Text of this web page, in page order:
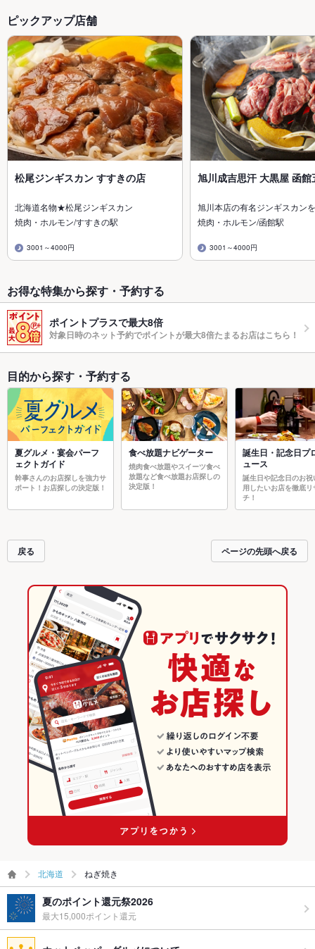
ピックアップ店舗
松尾ジンギスカン すすきの店
北海道名物★松尾ジンギスカン
焼肉・ホルモン/すすきの駅
3001～4000円
旭川成吉思汗 大黒屋 函館
旭川本店の有名ジンギスカン
焼肉・ホルモン/函館駅
3001～4000円
お得な特集から探す・予約する
ポイントプラスで最大8倍
対象日時のネット予約でポイントが最大8倍たまるお店はこちら！
目的から探す・予約する
夏グルメ・宴会パーフ
ェクトガイド
幹事さんのお店探しを強力サ
ポート！お店探しの決定版！
食べ放題ナビゲーター
焼肉食べ放題やスイーツ食べ
放題など食べ放題お店探しの
決定版！
誕生日・記念日プ
ュース
誕生日や記念日のお祝
用したいお店を徹底リ
チ！
戻る ページの先頭へ戻る
北海道 ねぎ焼き
夏のポイント還元祭2026
最大15,000ポイント還元